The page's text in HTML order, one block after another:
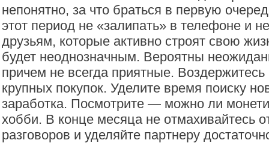
непонятно, за что браться в первую
этот период не «залипать» в телефоне и
друзьям, которые активно строят свою
будет неоднозначным. Вероятны
причем не всегда приятные. Воздержитесь
крупных покупок. Уделите время поиску
заработка. Посмотрите — можно ли
хобби. В конце месяца не отмахивайтесь
разговоров и уделяйте партнеру